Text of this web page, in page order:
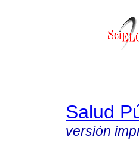
Salud
versión